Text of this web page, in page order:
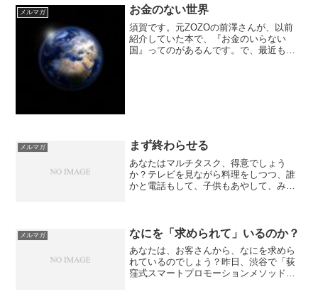
ミニスカートは美脚を見せつけるための
ものです。異論はあるでしょ...
メルマガ お金のない世界
須賀です。元ZOZOの前澤さんが、以前
紹介していた本で、『お金のいらない
国』ってのがあるんです。で、最近もま
メルマガ まず終わらせる
あなたはマルチタスク、得意でしょう
か？テレビを見ながら料理をしつつ、誰
かと電話もして、子供もあやして、みた
が、テレビを見ながらなにかを...
メルマガ なにを「求められて」いるのか？
あなたは、お客さんから、なにを求めら
れているのでしょう？昨日、渋谷で「荻
窪式スマートプロモーションメソッド」